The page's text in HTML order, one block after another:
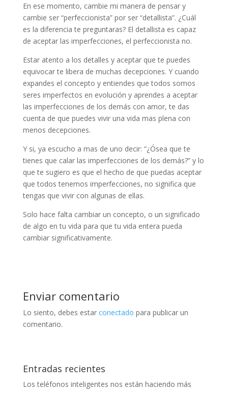
En ese momento, cambie mi manera de pensar y
cambie ser “perfeccionista” por ser “detallista”. ¿Cuál
es la diferencia te preguntaras? El detallista es capaz
de aceptar las imperfecciones, el perfeccionista no.
Estar atento a los detalles y aceptar que te puedes
equivocar te libera de muchas decepciones. Y cuando
expandes el concepto y entiendes que todos somos
seres imperfectos en evolución y aprendes a aceptar
las imperfecciones de los demás con amor, te das
cuenta de que puedes vivir una vida mas plena con
menos decepciones.
Y si, ya escucho a mas de uno decir: “¿Ósea que te
tienes que calar las imperfecciones de los demás?” y lo
que te sugiero es que el hecho de que puedas aceptar
que todos tenemos imperfecciones, no significa que
tengas que vivir con algunas de ellas.
Solo hace falta cambiar un concepto, o un significado
de algo en tu vida para que tu vida entera pueda
cambiar significativamente.
Enviar comentario
Lo siento, debes estar conectado para publicar un
comentario.
Entradas recientes
Los teléfonos inteligentes nos están haciendo más